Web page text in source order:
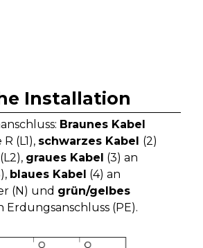
Installation
Braunes Kabel
(L1), schwarzes Kabel (2)
graues Kabel (3) an
blaues Kabel (4) an
(N) und grün/gelbes
Erdungsanschluss (PE).